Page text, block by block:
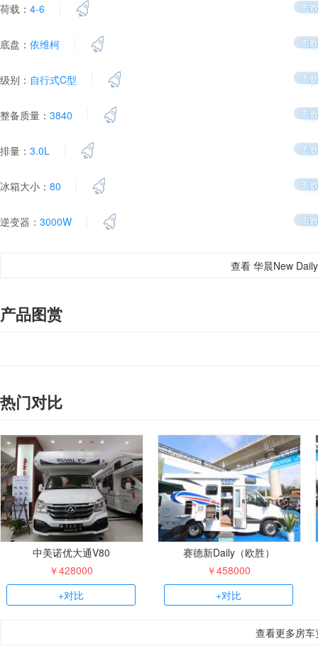
荷载： 4-6 击
底盘： 依维柯 击
级别： 自行式C型 击
整备质量： 3840 击
排量： 3.0L 击
冰箱大小： 80 击
逆变器： 3000W 击
查看 华晨New
产品图赏
热门对比
中美诺优大通V80
￥428000
+对比
赛德新Daily（欧胜）
￥458000
+对比
查看更多房